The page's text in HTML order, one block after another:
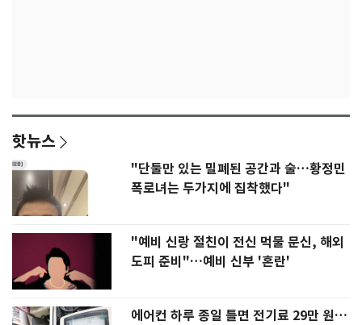
핫뉴스
"단둘만 있는 밀폐된 공간과 술…황정민
폭로녀는 두가지에 집착했다"
"예비 신랑 절친이 전신 먹물 문신, 해외
도피 준비"…예비 신부 '혼란'
에어컨 하루 종일 틀면 전기료 29만 원…